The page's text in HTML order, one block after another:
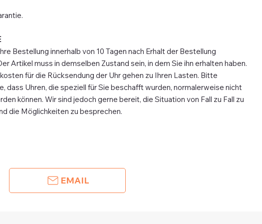
Bestellung innerhalb von 10 Tagen nach Erhalt der Bestellung
Artikel muss in demselben Zustand sein, in dem Sie ihn erhalten haben.
für die Rücksendung der Uhr gehen zu Ihren Lasten. Bitte
dass Uhren, die speziell für Sie beschafft wurden, normalerweise nicht
können. Wir sind jedoch gerne bereit, die Situation von Fall zu Fall zu
die Möglichkeiten zu besprechen.
EMAIL